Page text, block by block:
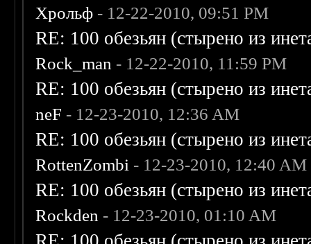
Хрольф - 12-22-2010, 09:51 PM
RE: 100 обезьян (стырено из
Rock_man - 12-22-2010, 11:59 PM
RE: 100 обезьян (стырено из
neF - 12-23-2010, 12:36 AM
RE: 100 обезьян (стырено из
RottenZombi - 12-23-2010, 12:40 AM
RE: 100 обезьян (стырено из
Rockden - 12-23-2010, 01:10 AM